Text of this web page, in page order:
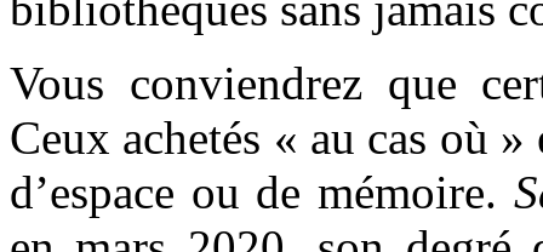
Vous conviendrez que
Ceux achetés « au cas où
d’espace ou de mémoire.